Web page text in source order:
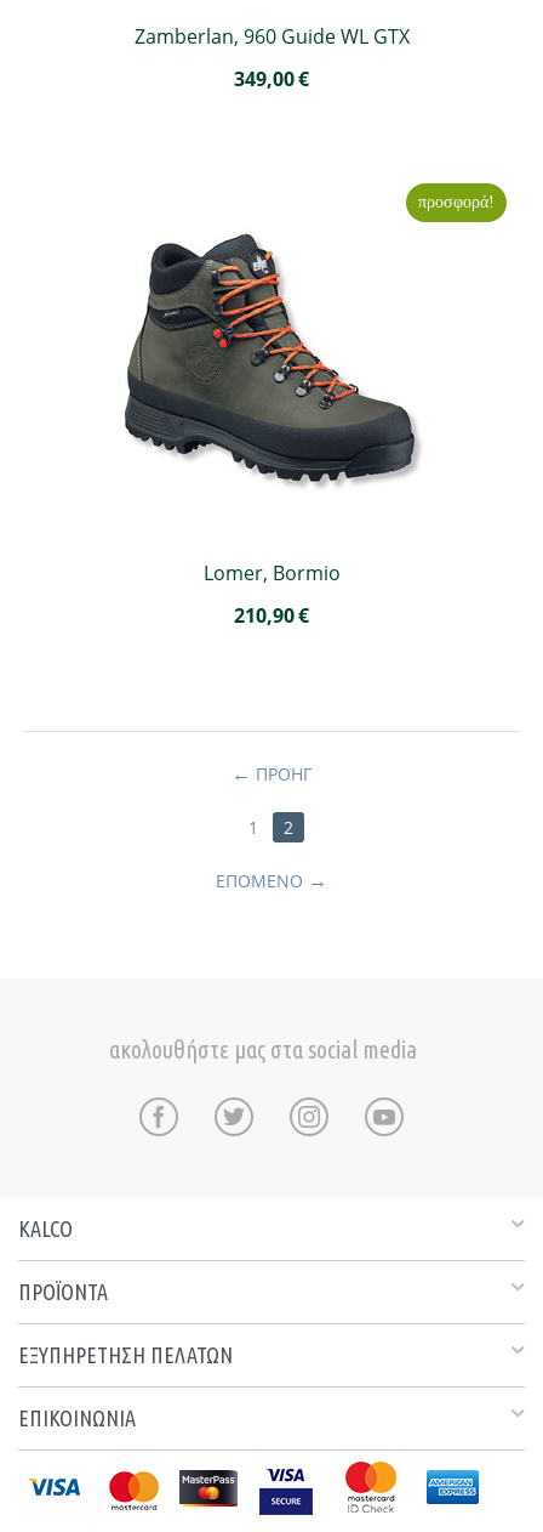
Zamberlan, 960 Guide WL GTX
349,00€
προσφορά!
Lomer, Bormio
210,90€
ΠΡΟΗΓ
1 2
ΕΠΌΜΕΝΟ
ακολουθήστε μας στα social media
KALCO
ΠΡΟΪΟΝΤΑ
ΕΞΥΠΗΡΕΤΗΣΗ ΠΕΛΑΤΩΝ
ΕΠΙΚΟΙΝΩΝΙΑ